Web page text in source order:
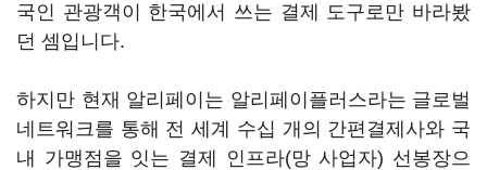
국인 관광객이 한국에서 쓰는 결제 도구로만 바라봤
던 셈입니다.
하지만 현재 알리페이는 알리페이플러스라는 글로벌
네트워크를 통해 전 세계 수십 개의 간편결제사와 국
내 가맹점을 잇는 결제 인프라(망 사업자) 선봉장으